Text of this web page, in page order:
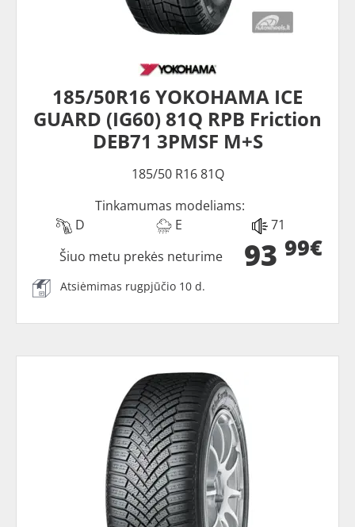
185/50R16 YOKOHAMA ICE
GUARD (IG60) 81Q RPB Friction
DEB71 3PMSF M+S
185/50 R16 81Q
Tinkamumas modeliams:
D
E 71
93 99€
Šiuo metu prekės neturime
Atsiėmimas rugpjūčio 10 d.